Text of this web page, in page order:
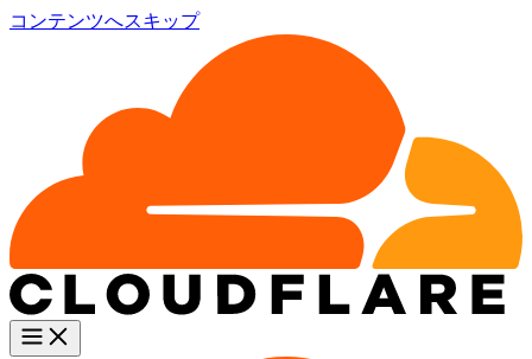
コンテンツへスキップ